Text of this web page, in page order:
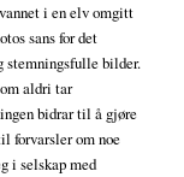
i en elv omgitt
sans for det
stemningsfulle bilder.
aldri tar
bidrar til å gjøre
forvarsler om noe
i selskap med